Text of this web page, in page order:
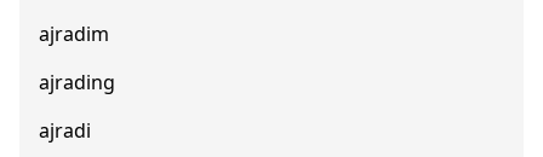
ajradim
ajrading
ajradi